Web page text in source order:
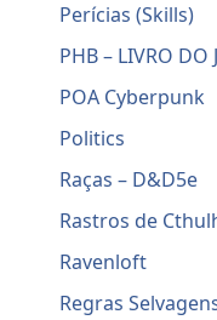
Perícias (Skills)
PHB – LIVRO DO
POA Cyberpunk
Politics
Raças – D&D5e
Rastros de
Ravenloft
Regras